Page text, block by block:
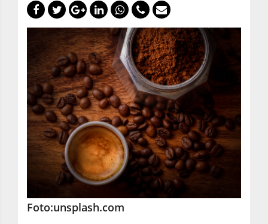
Foto:unsplash.com